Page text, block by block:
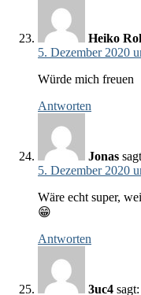
Heiko
5. Dezember 2020
Würde mich freuen
Antworten
Jonas
5. Dezember 2020
Wäre echt super,
😁
Antworten
3uc4 sagt: